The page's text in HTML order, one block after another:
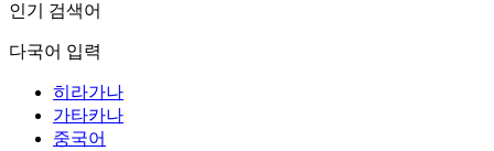
인기 검색어
다국어 입력
히라가나
가타카나
중국어